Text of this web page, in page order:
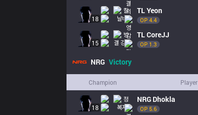
18
TLYeon
OP 4.4
15
TLCoreJJ
OP 1.3
NRG Victory
Champion Player
18
NRG Dhokla
OP 5.6